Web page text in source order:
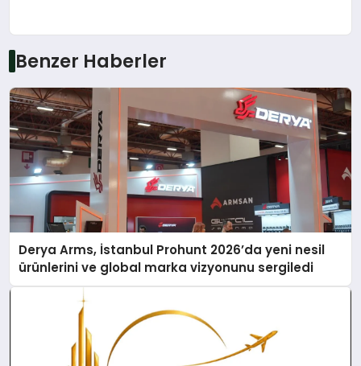
Benzer Haberler
Derya Arms, İstanbul Prohunt 2026’da yeni nesil
ürünlerini ve global marka vizyonunu sergiledi